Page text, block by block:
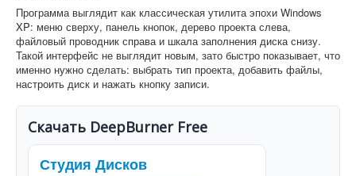
Программа выглядит как классическая утилита эпохи Windows
XP: меню сверху, панель кнопок, дерево проекта слева,
файловый проводник справа и шкала заполнения диска снизу.
Такой интерфейс не выглядит новым, зато быстро показывает, что
именно нужно сделать: выбрать тип проекта, добавить файлы,
настроить диск и нажать кнопку записи.
Скачать DeepBurner Free
Студия Дисков